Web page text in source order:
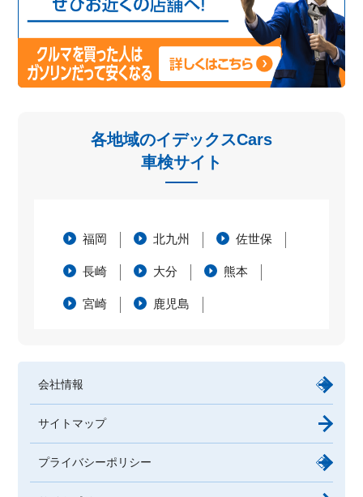
各地域のイデックスCars
車検サイト
福岡 北九州 佐世保
長崎 大分 熊本
宮崎 鹿児島
会社情報
サイトマップ
プライバシーポリシー